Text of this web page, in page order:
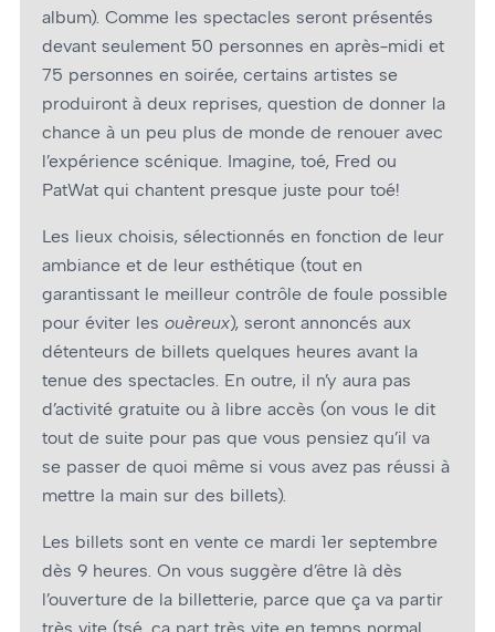
album). Comme les spectacles seront présentés
devant seulement 50 personnes en après-midi et
75 personnes en soirée, certains artistes se
produiront à deux reprises, question de donner la
chance à un peu plus de monde de renouer avec
l’expérience scénique. Imagine, toé, Fred ou
PatWat qui chantent presque juste pour toé!
Les lieux choisis, sélectionnés en fonction de leur
ambiance et de leur esthétique (tout en
garantissant le meilleur contrôle de foule possible
pour éviter les ouèreux), seront annoncés aux
détenteurs de billets quelques heures avant la
tenue des spectacles. En outre, il n’y aura pas
d’activité gratuite ou à libre accès (on vous le dit
tout de suite pour pas que vous pensiez qu’il va
se passer de quoi même si vous avez pas réussi à
mettre la main sur des billets).
Les billets sont en vente ce mardi 1er septembre
dès 9 heures. On vous suggère d’être là dès
l’ouverture de la billetterie, parce que ça va partir